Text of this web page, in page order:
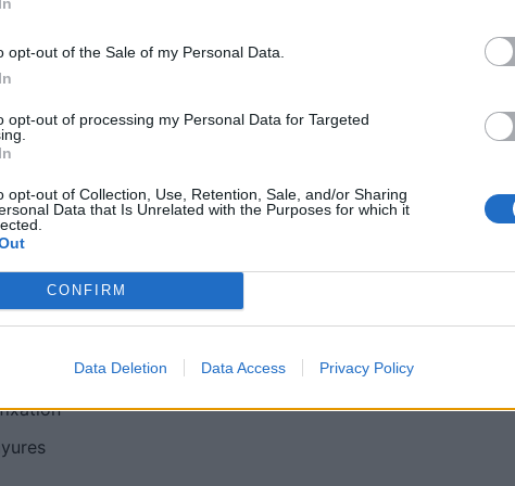
opt-out of the Sale of my Personal Data.
opt-out of processing my Personal Data for Targeted
opt-out of Collection, Use, Retention, Sale, and/or Sharing
Data that Is Unrelated with the Purposes for which it
CONFIRM
Data Deletion Data Access Privacy Policy
Elle conserve la compacité et les fonctionnalités
techniques pour simplifier l’installation
Max
mm ; prise 204,3 × 313 × 142,5 mm
à +50°C
ultrarapide